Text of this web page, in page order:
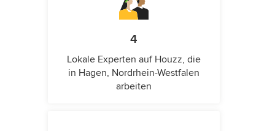
4
Lokale Experten auf Houzz, die
in Hagen, Nordrhein-Westfalen
arbeiten